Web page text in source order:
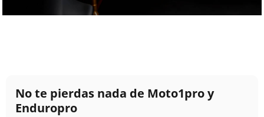
No te pierdas nada de Moto1pro y
Enduropro